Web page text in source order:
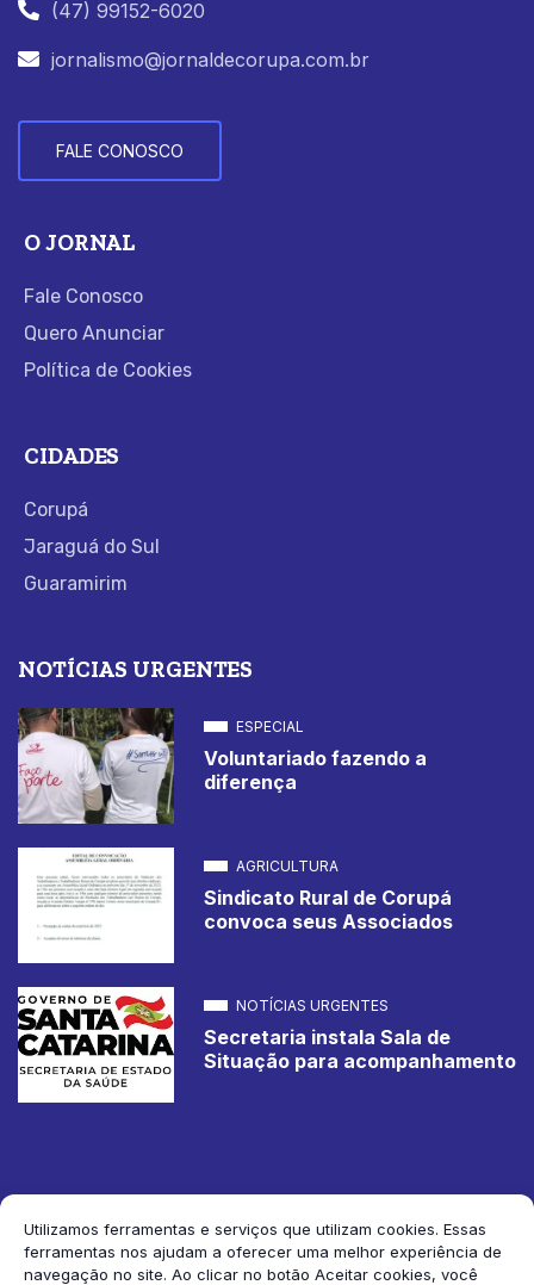
Utilizamos ferramentas e serviços que utilizam cookies. Essas
ferramentas nos ajudam a oferecer uma melhor experiência de
navegação no site. Ao clicar no botão Aceitar cookies, você
(47) 99152-6020
jornalismo@jornaldecorupa.com.br
FALE CONOSCO
O JORNAL
Fale Conosco
Quero Anunciar
Política de Cookies
CIDADES
Corupá
Jaraguá do Sul
Guaramirim
NOTÍCIAS URGENTES
ESPECIAL
Voluntariado fazendo a
diferença
AGRICULTURA
Sindicato Rural de Corupá
convoca seus Associados
NOTÍCIAS URGENTES
Secretaria instala Sala de
Situação para acompanhamento
2026 Jornal de Corupá. Todos os direitos reservados.